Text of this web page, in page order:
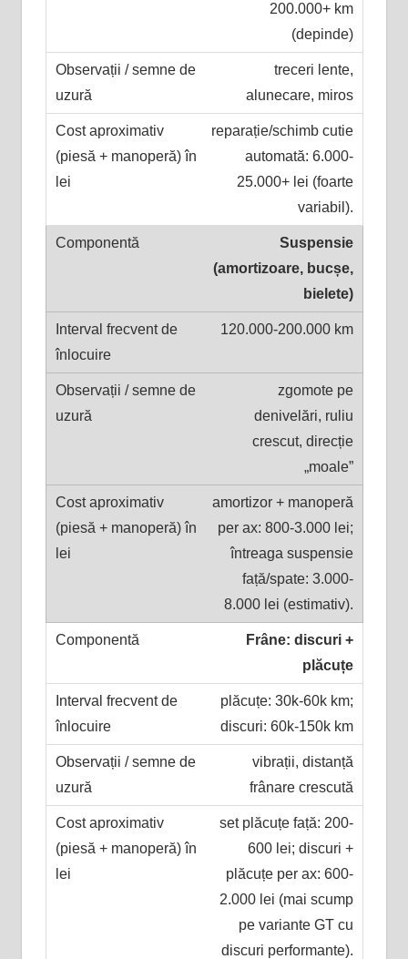
200.000+ km
(depinde)
treceri lente,
alunecare, miros
reparație/schimb cutie
automată: 6.000-
25.000+ lei (foarte
variabil).
Suspensie
(amortizoare, bucșe,
bielete)
120.000-200.000 km
zgomote pe
denivelări, ruliu
crescut, direcție
„moale”
amortizor + manoperă
per ax: 800-3.000 lei;
întreaga suspensie
față/spate: 3.000-
8.000 lei (estimativ).
Frâne: discuri +
plăcuțe
plăcuțe: 30k-60k km;
discuri: 60k-150k km
vibrații, distanță
frânare crescută
set plăcuțe față: 200-
600 lei; discuri +
plăcuțe per ax: 600-
2.000 lei (mai scump
pe variante GT cu
discuri performante).